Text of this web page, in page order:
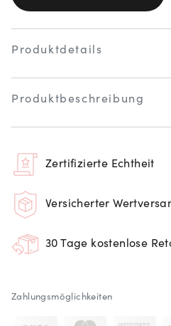
Produktdetails
Produktbeschreibung
Zertifizierte Echtheit
Versicherter
30 Tage kostenlose
Zahlungsmöglichkeiten